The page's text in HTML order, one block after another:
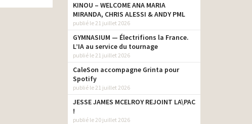
KINOU – WELCOME ANA MARIA
MIRANDA, CHRIS ALESSI & ANDY PML
publié le 21 juillet 2026
GYMNASIUM — Électrifions la France.
L’IA au service du tournage
publié le 21 juillet 2026
CaleSon accompagne Grinta pour
Spotify
publié le 21 juillet 2026
JESSE JAMES MCELROY REJOINT LA\PAC
!
publié le 20 juillet 2026